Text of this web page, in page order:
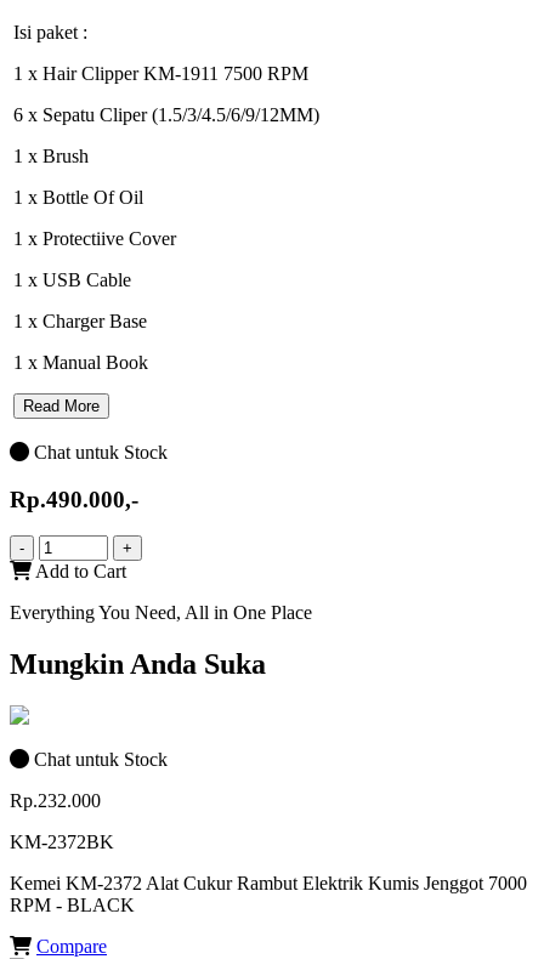
Isi paket :
1 x Hair Clipper KM-1911 7500 RPM
6 x Sepatu Cliper (1.5/3/4.5/6/9/12MM)
1 x Brush
1 x Bottle Of Oil
1 x Protectiive Cover
1 x USB Cable
1 x Charger Base
1 x Manual Book
Read More
Chat untuk Stock
Rp.490.000,-
- +
Add to Cart
Everything You Need, All in One Place
Mungkin Anda Suka
Chat untuk Stock
Rp.232.000
KM-2372BK
Kemei KM-2372 Alat Cukur Rambut Elektrik Kumis Jenggot 7000
RPM - BLACK
Compare